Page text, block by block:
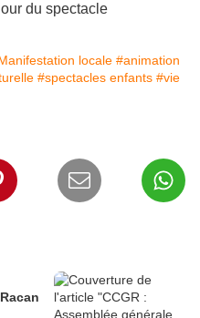
du spectacle
locale #animation
#spectacles enfants #vie